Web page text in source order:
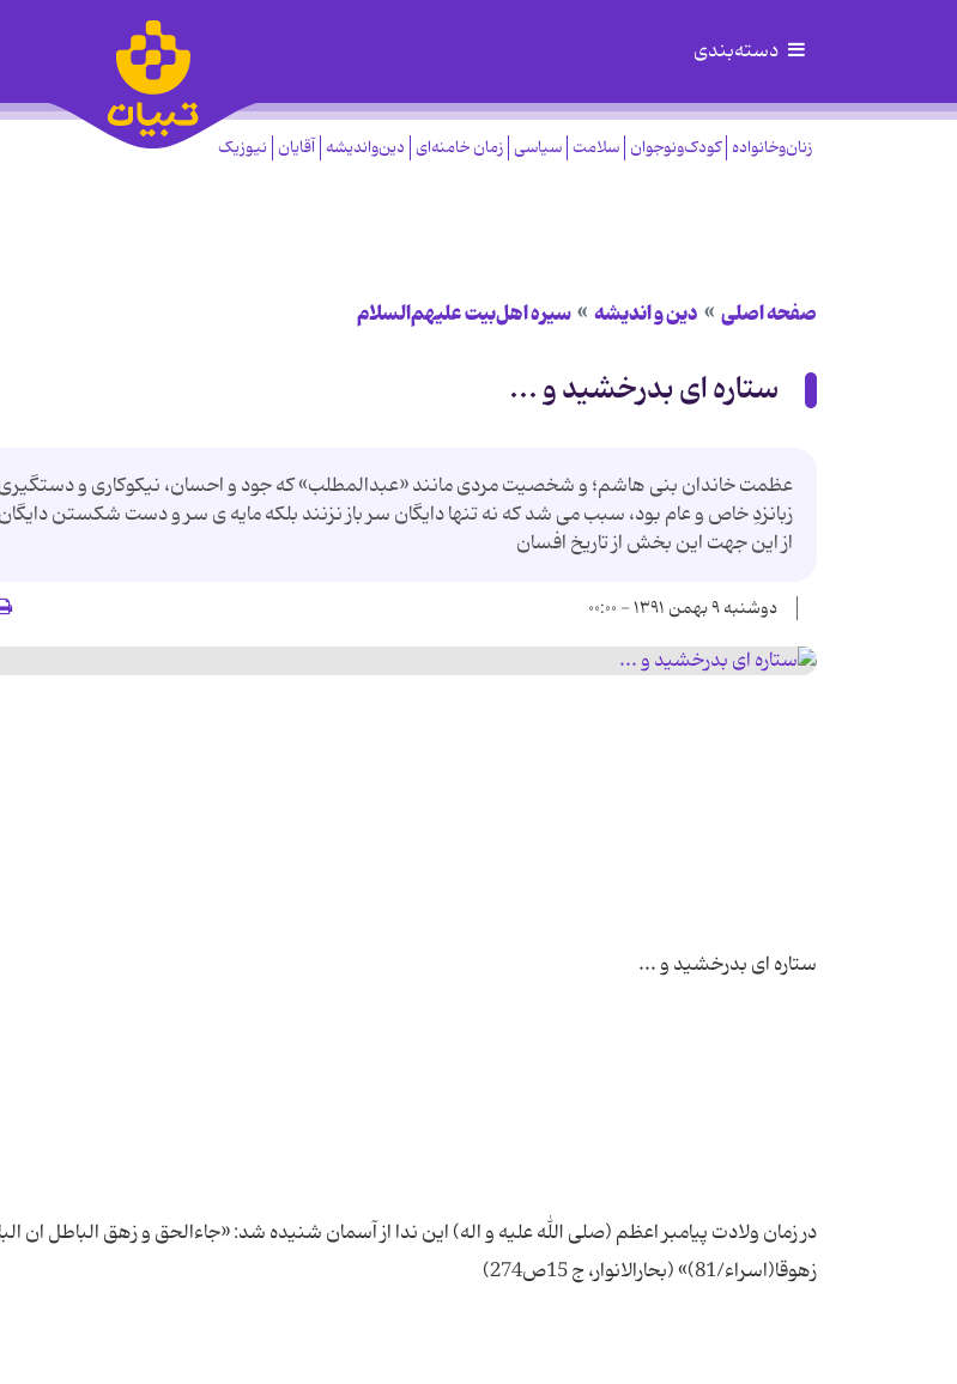
دسته‌بندی
زنان‌وخانواده کودک‌ونوجوان سلامت سیاسی زمان خامنه‌ای دین‌واندیشه آقایان نیوزیک
صفحه اصلی دین و اندیشه سیره اهل‌بیت علیهم‌السلام
ستاره ای بدرخشید و ...
عظمت خاندان بنی هاشم؛ و شخصیت مردی مانند «عبدالمطلب» كه جود و احسان، نیكوكاری و دستگیری او
زبانزدِ خاص و عام بود، سبب می شد كه نه تنها دایگان سر باز نزنند بلكه مایه ی سر و دست شكستن دایگان
از این جهت این بخش از تاریخ افسان
دوشنبه ۹ بهمن ۱۳۹۱ - ۰۰:۰۰
در زمان ولادت پیامبر اعظم (صلی الله علیه و اله) این ندا از آسمان شنیده شد: «جاءالحق و زهق الباطل ان